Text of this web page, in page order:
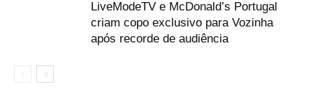
LiveModeTV e McDonald’s Portugal
criam copo exclusivo para Vozinha
após recorde de audiência